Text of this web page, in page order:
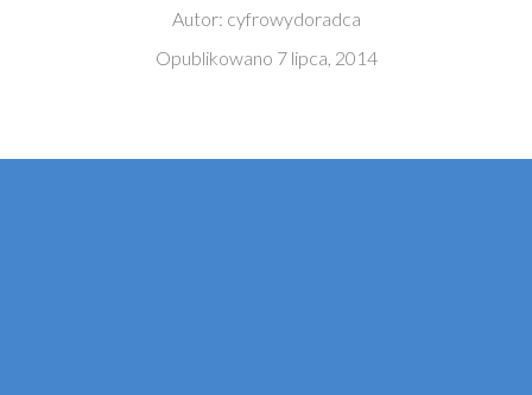
Autor: cyfrowydoradca
Opublikowano 7 lipca, 2014